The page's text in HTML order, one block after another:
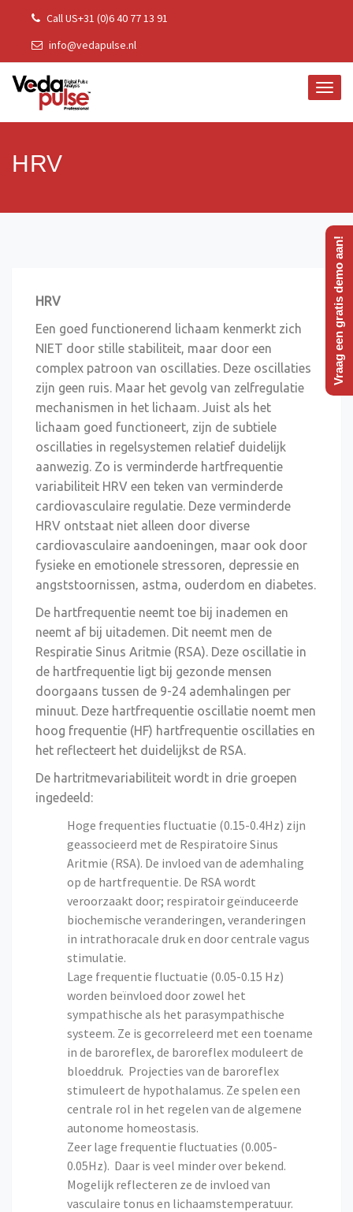
content
Call US+31 (0)6 40 77 13 91
info@vedapulse.nl
HRV
HRV
Een goed functionerend lichaam kenmerkt zich
NIET door stille stabiliteit, maar door een
complex patroon van oscillaties. Deze oscillaties
zijn geen ruis. Maar het gevolg van zelfregulatie
mechanismen in het lichaam. Juist als het
lichaam goed functioneert, zijn de subtiele
oscillaties in regelsystemen relatief duidelijk
aanwezig. Zo is verminderde hartfrequentie
variabiliteit HRV een teken van verminderde
cardiovasculaire regulatie. Deze verminderde
HRV ontstaat niet alleen door diverse
cardiovasculaire aandoeningen, maar ook door
fysieke en emotionele stressoren, depressie en
angststoornissen, astma, ouderdom en diabetes.
De hartfrequentie neemt toe bij inademen en
neemt af bij uitademen. Dit neemt men de
Respiratie Sinus Aritmie (RSA). Deze oscillatie in
de hartfrequentie ligt bij gezonde mensen
doorgaans tussen de 9-24 ademhalingen per
minuut. Deze hartfrequentie oscillatie noemt men
hoog frequentie (HF) hartfrequentie oscillaties en
het reflecteert het duidelijkst de RSA.
De hartritmevariabiliteit wordt in drie groepen
ingedeeld:
Hoge frequenties fluctuatie (0.15-0.4Hz) zijn
geassocieerd met de Respiratoire Sinus
Aritmie (RSA). De invloed van de ademhaling
op de hartfrequentie. De RSA wordt
veroorzaakt door; respiratoir geïnduceerde
biochemische veranderingen, veranderingen
in intrathoracale druk en door centrale vagus
stimulatie.
Lage frequentie fluctuatie (0.05-0.15 Hz)
worden beïnvloed door zowel het
sympathische als het parasympathische
systeem. Ze is gecorreleerd met een toename
in de baroreflex, de baroreflex moduleert de
bloeddruk. Projecties van de baroreflex
stimuleert de hypothalamus. Ze spelen een
centrale rol in het regelen van de algemene
autonome homeostasis.
Zeer lage frequentie fluctuaties (0.005-
0.05Hz). Daar is veel minder over bekend.
Mogelijk reflecteren ze de invloed van
vasculaire tonus en lichaamstemperatuur.
Vraag een gratis demo aan!